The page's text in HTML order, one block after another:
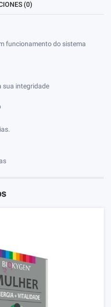
(0)
funcionamento do sistema
sua integridade